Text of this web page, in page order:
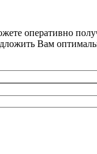
оперативно
Вам